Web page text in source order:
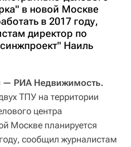
в новой Москве
в 2017 году,
директор по
Наиль
— РИА Недвижимость.
ТПУ на территории
центра
Москве планируется
сообщил журналистам